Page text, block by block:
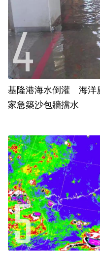
基隆港海水倒灌 海洋
家急築沙包牆擋水